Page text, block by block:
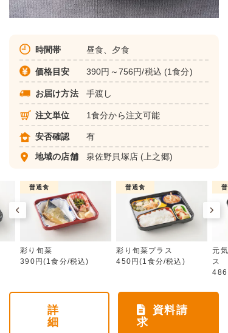
時間帯 昼食、夕食
価格目安 390円～756円/税込 (1食分)
お届け方法 手渡し
注文単位 1食分から注文可能
安否確認 有
地域の店舗 泉佐野貝塚店(上之郷)
普通食
彩り旬菜
390円(1食分/税込)
普通食
彩り旬菜プラス
450円(1食分/税込)
元
ス
詳
細
資料請
求